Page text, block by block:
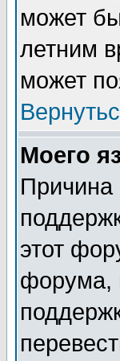
может
летним
может
Моего
Причина
этот
форума,